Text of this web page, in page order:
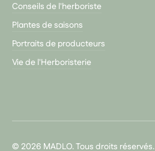
Conseils de l'herboriste
Plantes de saisons
Portraits de producteurs
Vie de l'Herboristerie
© 2026 MADLO. Tous droits réservés.